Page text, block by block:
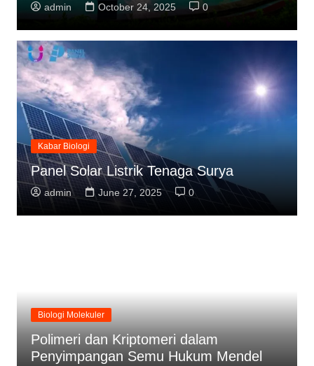
admin October 24, 2025 0
Kabar Biologi
Panel Solar Listrik Tenaga Surya
admin June 27, 2025 0
Biologi Molekuler
Polimeri dan Kriptomeri dalam
Penyimpangan Semu Hukum Mendel